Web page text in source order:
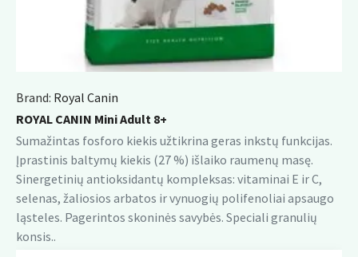
Brand: Royal Canin
ROYAL CANIN Mini Adult 8+
Sumažintas fosforo kiekis užtikrina geras inkstų funkcijas.
Įprastinis baltymų kiekis (27 %) išlaiko raumenų masę.
Sinergetinių antioksidantų kompleksas: vitaminai E ir C,
selenas, žaliosios arbatos ir vynuogių polifenoliai apsaugo
ląsteles. Pagerintos skoninės savybės. Speciali granulių
konsis..